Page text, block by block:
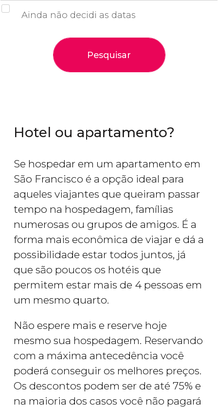
Ainda não decidi as datas
Pesquisar
Hotel ou apartamento?
Se hospedar em um apartamento em
São Francisco é a opção ideal para
aqueles viajantes que queiram passar
tempo na hospedagem, famílias
numerosas ou grupos de amigos. É a
forma mais econômica de viajar e dá a
possibilidade estar todos juntos, já
que são poucos os hotéis que
permitem estar mais de 4 pessoas em
um mesmo quarto.
Não espere mais e reserve hoje
mesmo sua hospedagem. Reservando
com a máxima antecedência você
poderá conseguir os melhores preços.
Os descontos podem ser de até 75% e
na maioria dos casos você não pagará